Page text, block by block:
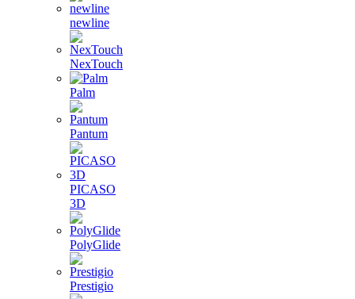
newline
NexTouch
Palm
Pantum
PICASO
3D
PolyGlide
Prestigio